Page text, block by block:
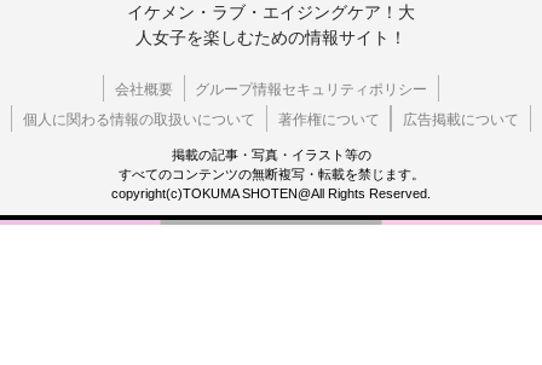
イケメン・ラブ・エイジングケア！大
人女子を楽しむための情報サイト！
会社概要
グループ情報セキュリティポリシー
個人に関わる情報の取扱いについて
著作権について 広告掲載について
掲載の記事・写真・イラスト等の
すべてのコンテンツの無断複写・転載を禁じます。
copyright(c)TOKUMA SHOTEN@All Rights Reserved.